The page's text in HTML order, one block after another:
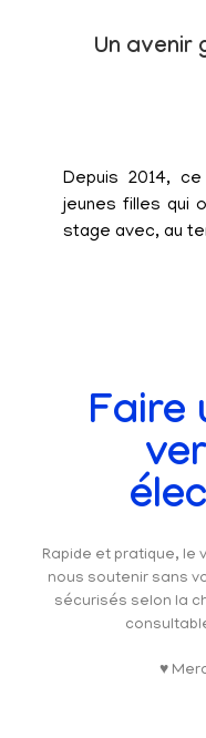
Un avenir
Depuis 2014,
jeunes filles qui
stage avec, au
Faire
Rapide et pratique, le
nous soutenir sans
sécurisés selon la
♥